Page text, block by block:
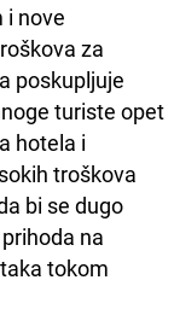
i nove
za
poskupljuje
turiste opet
hotela i
troškova
bi se dugo
na
tokom